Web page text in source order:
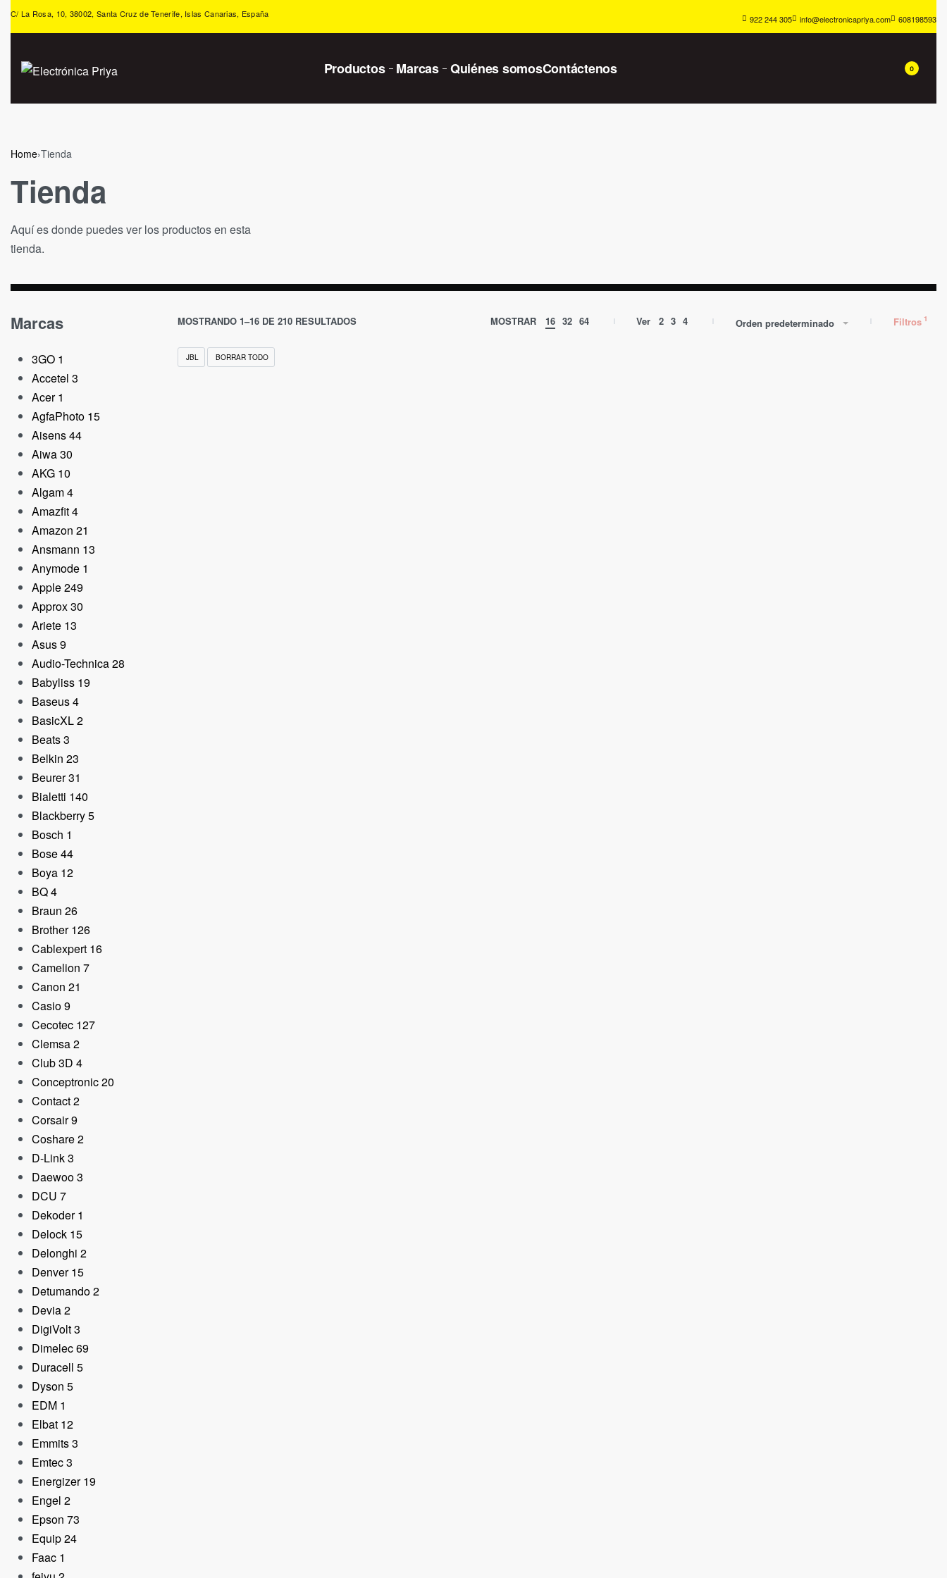
C/ La Rosa, 10, 38002, Santa Cruz de Tenerife, Islas Canarias, España 922 244 305 info@electronicapriya.com 608198593
Productos Marcas Quiénes somosContáctenos 0
Home›Tienda
Tienda
Aquí es donde puedes ver los productos en esta
tienda.
Marcas
3GO 1
Accetel 3
Acer 1
AgfaPhoto 15
Aisens44
Aiwa30
AKG 10
Algam4
Amazfit4
Amazon 21
Ansmann 13
Anymode 1
Apple249
Approx30
Ariete 13
Asus9
Audio-Technica28
Babyliss 19
Baseus4
BasicXL2
Beats3
Belkin 23
Beurer31
Bialetti 140
Blackberry5
Bosch 1
Bose44
Boya 12
BQ4
Braun 26
Brother 126
Cablexpert 16
Camelion 7
Canon 21
Casio9
Cecotec 127
Clemsa2
Club 3D 4
Conceptronic20
Contact2
Corsair9
Coshare2
D-Link3
Daewoo3
DCU 7
Dekoder 1
Delock 15
Delonghi 2
Denver 15
Detumando2
Devia2
DigiVolt3
Dimelec69
Duracell 5
Dyson 5
EDM 1
Elbat 12
Emmits3
Emtec3
Energizer 19
Engel 2
Epson 73
Equip24
Faac 1
MOSTRANDO 1–16 DE 210 RESULTADOS MOSTRAR 16 32 64 Ver 2 3 4 Orden predeterminado Filtros
JBL BORRAR TODO